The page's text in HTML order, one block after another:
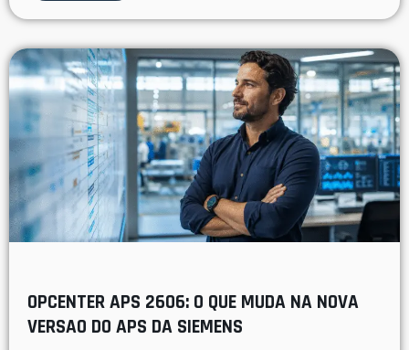
OPCENTER APS 2606: O QUE MUDA NA NOVA
VERSAO DO APS DA SIEMENS